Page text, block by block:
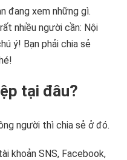
đang xem những gì.
nhiều người cần: Nội
ý! Bạn phải chia sẻ
tại đâu?
người thì chia sẻ ở đó.
khoản SNS, Facebook,